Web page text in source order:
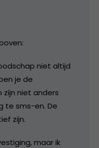
niet altijd
je de
zijn niet anders
te sms-en. De
zijn.
maar ik